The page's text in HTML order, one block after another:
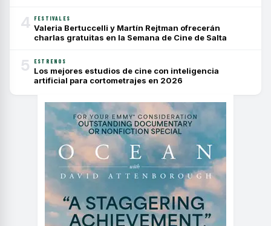
4 FESTIVALES
Valeria Bertuccelli y Martín Rejtman ofrecerán
charlas gratuitas en la Semana de Cine de Salta
5 ESTRENOS
Los mejores estudios de cine con inteligencia
artificial para cortometrajes en 2026